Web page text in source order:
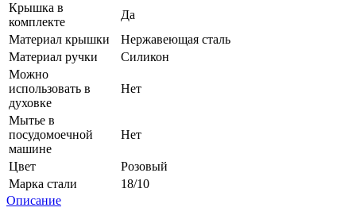
Крышка в
комплекте
Да
Материал крышки
Нержавеющая сталь
Материал ручки
Силикон
Можно
использовать в
духовке
Нет
Мытье в
посудомоечной
машине
Нет
Цвет
Розовый
Марка стали
18/10
Описание